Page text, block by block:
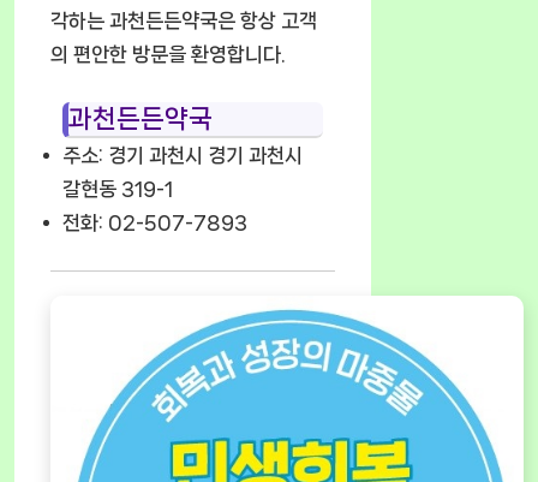
각하는 과천든든약국은 항상 고객
의 편안한 방문을 환영합니다.
과천든든약국
주소: 경기 과천시 경기 과천시
갈현동 319-1
전화: 02-507-7893